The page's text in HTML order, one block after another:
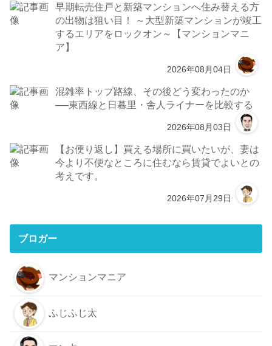
早期転売住戸と新築マンションへ住み替える方
の出物は狙い目！ ～大型新築マンションが竣工
するエリアをロックオン～【マンションマニ
ア】
2026年08月04日
混雑率トップ路線、その後どう変わったのか
──東西線と日暮里・舎人ライナーを比較する
2026年08月03日
【お便り返し】買える場所に買いたいが、妻は
今より不便なところに住むなら賃貸でよいとの
考えです。
2026年07月29日
ブロガー
マンションマニア
ふじふじ太